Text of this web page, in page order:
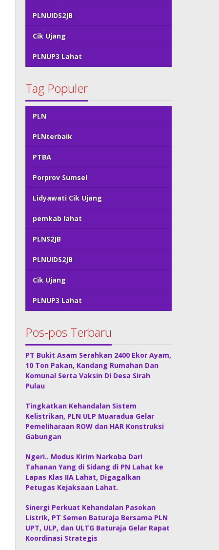
PLNUIDS2JB
Cik Ujang
PLNUP3 Lahat
Tag Populer
PLN
PLNterbaik
PTBA
Porprov Sumsel
Lidyawati Cik Ujang
pemkab lahat
PLNS2JB
PLNUIDS2JB
Cik Ujang
PLNUP3 Lahat
Pos-pos Terbaru
PT Bukit Asam Serahkan 2400 Ekor Ayam,
10 Ton Pakan, Kandang Rumahan Dan
Komunal Serta Vaksin Di Desa Sirah
Pulau
Tingkatkan Kehandalan Sistem
Kelistrikan, PLN ULP Muaradua Gelar
Pemeliharaan ROW dan HAR Konstruksi
Gabungan
Ngeri.. Modus Kirim Narkoba Dari
Tahanan Yang di Sidang di PN Lahat ke
Lapas Klas IIA Lahat, Digagalkan
Petugas Kejaksaan Lahat.
Sinergi Perkuat Kehandalan Pasokan
Listrik, PT Semen Baturaja Bersama PLN
UPT, ULP, dan ULTG Baturaja Gelar Rapat
Koordinasi Strategis